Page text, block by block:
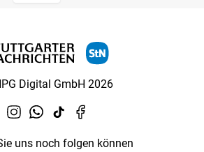
Digital GmbH 2026
uns noch folgen können